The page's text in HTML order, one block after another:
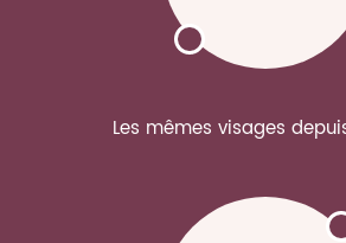
Les mêmes visages